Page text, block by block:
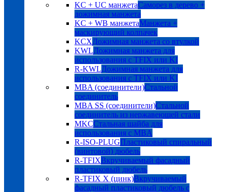
KC + UC манжетаСаморез в дерево +
дожимная манжета
KC + WB манжетаМанжета +
маскирующий колпачек
KCXДожимная манжета со втулкой
KWLДожимная манжета для
использования с TFIX или KI
R-KWLДожимная манжета для
использования с TFIX или KI
MBA (соединители)Стальной
соединитель
MBA SS (соединители)Стальной
соединитель из нержавеющей стали
MKCСтальная шайба для
использования с MBA
R-ISO-PLUGПластиковый спиральный
(винтовой) дюбель
R-TFIXВкручиваемый фасадный
пластиковый дюбель
R-TFIX X (цинк)Вкручиваемый
фасадный пластиковый дюбель с